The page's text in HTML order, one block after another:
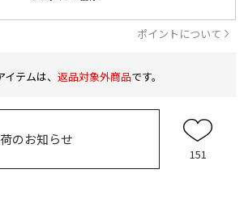
ポイントについて
テムは、 返品対象外商品です。
のお知らせ
151